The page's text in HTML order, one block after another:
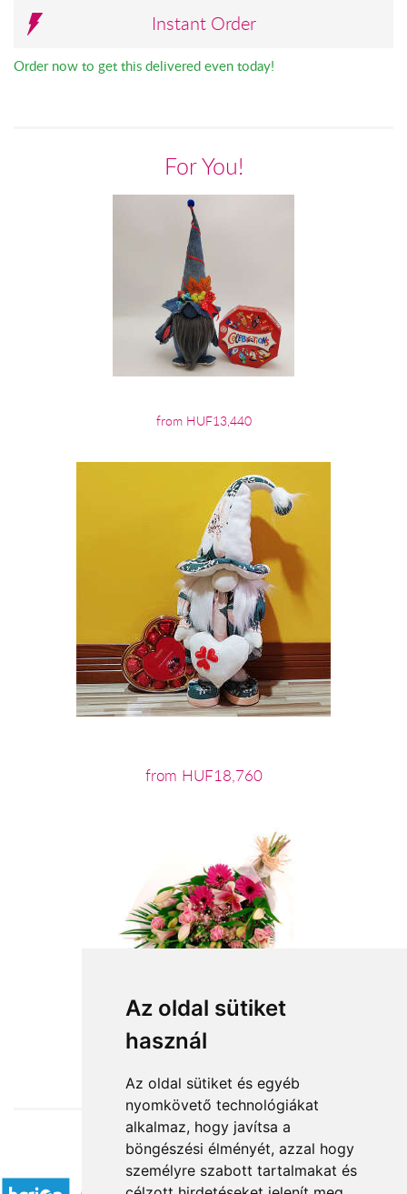
Az oldal sütiket
használ
Az oldal sütiket és egyéb
nyomkövető technológiákat
alkalmaz, hogy javítsa a
böngészési élményét, azzal hogy
személyre szabott tartalmakat és
Instant Order
Order now to get this delivered even today!
For You!
from HUF13,440
from HUF18,760
from HUF26,000
Accepted payment methods